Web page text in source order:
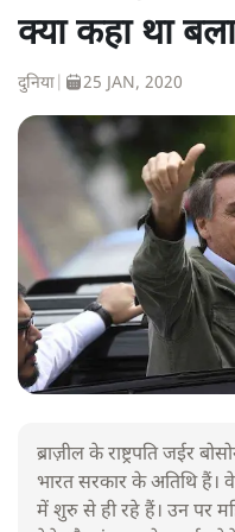
क्या कहा था
दुनिया 25 JAN, 2020
ब्राज़ील के राष्ट्रपति जईर
भारत सरकार के अतिथि हैं।
में शुरु से ही रहे हैं। उन पर